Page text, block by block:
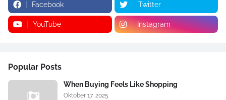
Facebook Twitter
YouTube Instagram
Popular Posts
When Buying Feels Like Shopping
Oktober 17, 2025